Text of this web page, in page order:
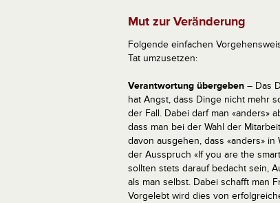
Mut zur Veränderung
Folgende einfachen
Tat umzusetzen:
Verantwortung übergeben – Das
hat Angst, dass Dinge nicht mehr
der Fall. Dabei darf man «anders»
dass man bei der Wahl der
davon ausgehen, dass «anders»
der Ausspruch «If you are the
sollten stets darauf bedacht sein,
als man selbst. Dabei schafft man
Vorgelebt wird dies von